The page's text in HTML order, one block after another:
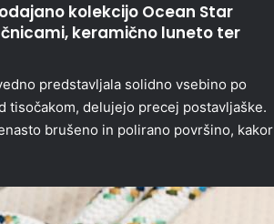
kolekcijo Ocean Star
keramično luneto ter
predstavljala solidno vsebino po
tisočakom, delujejo precej postavljaške.
brušeno in polirano površino, kakor